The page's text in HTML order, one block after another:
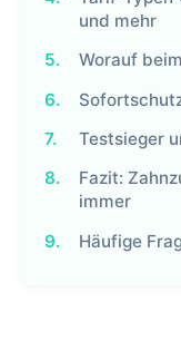
und mehr
5.
Worauf
6.
7.
Testsieger
8.
Fazit:
immer
9.
Häufige